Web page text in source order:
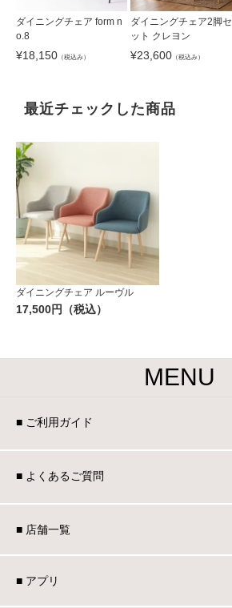
ダイニングチェア form n
o.8
¥18,150 （税込み）
ダイニングチェア2脚セ
ット クレヨン
¥23,600 （税込み）
最近チェックした商品
ダイニングチェア ルーヴル
17,500円（税込）
MENU
■ ご利用ガイド
■ よくあるご質問
■ 店舗一覧
■ アプリ